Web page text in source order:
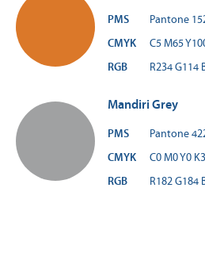
PMS
Pantone
CMYK
C5 M65
RGB
R234 G114
Mandiri Grey
PMS
Pantone
CMYK
C0 M0 Y0
RGB
R182 G184